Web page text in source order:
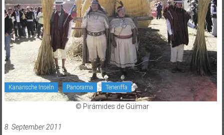
Kanarische Inseln Panorama Teneriffa
© Pirámides de Güímar
8. September 2011